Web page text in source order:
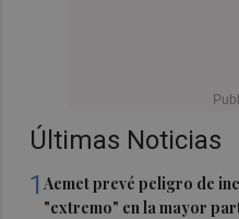
Últimas Noticias
1Aemet prevé peligro de
"extremo" en la mayor